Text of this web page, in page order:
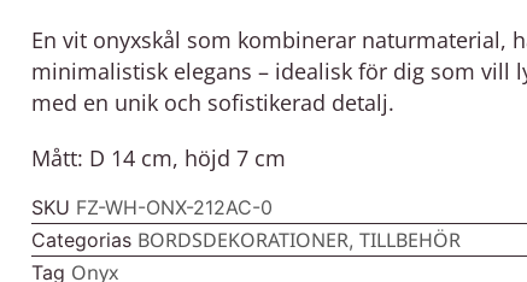
En vit onyxskål som kombinerar naturmaterial,
minimalistisk elegans – idealisk för dig som vill
med en unik och sofistikerad detalj.
Mått: D 14 cm, höjd 7 cm
SKU FZ-WH-ONX-212AC-0
Categorias BORDSDEKORATIONER, TILLBEHÖR
Tag Onyx